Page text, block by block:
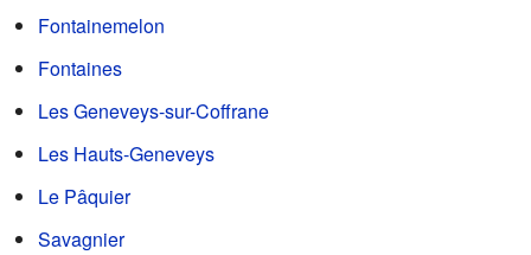
Fontainemelon
Fontaines
Les Geneveys-sur-Coffrane
Les Hauts-Geneveys
Le Pâquier
Savagnier